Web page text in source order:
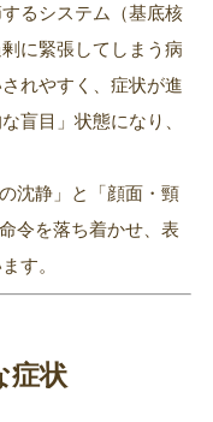
るシステム（基底核
に緊張してしまう病
れやすく、症状が進
盲目」状態になり、
沈静」と「顔面・頸
令を落ち着かせ、表
す。
症状